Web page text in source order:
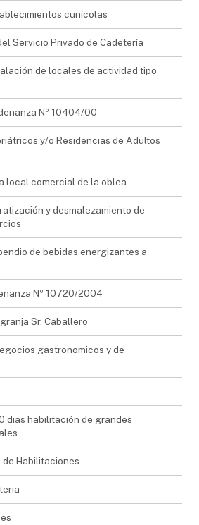
cunícolas
Servicio Privado de Cadetería
de locales de actividad tipo
Nº 10404/00
y/o Residencias de Adultos
local comercial de la oblea
y desmalezamiento de
de bebidas energizantes a
Nº 10720/2004
Sr. Caballero
gastronomicos y de
dias habilitación de grandes
Habilitaciones